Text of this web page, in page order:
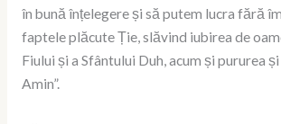
în bună înțelegere și să putem lucra fără
faptele plăcute Ție, slăvind iubirea de
Fiului și a Sfântului Duh, acum și pururea
Amin”.